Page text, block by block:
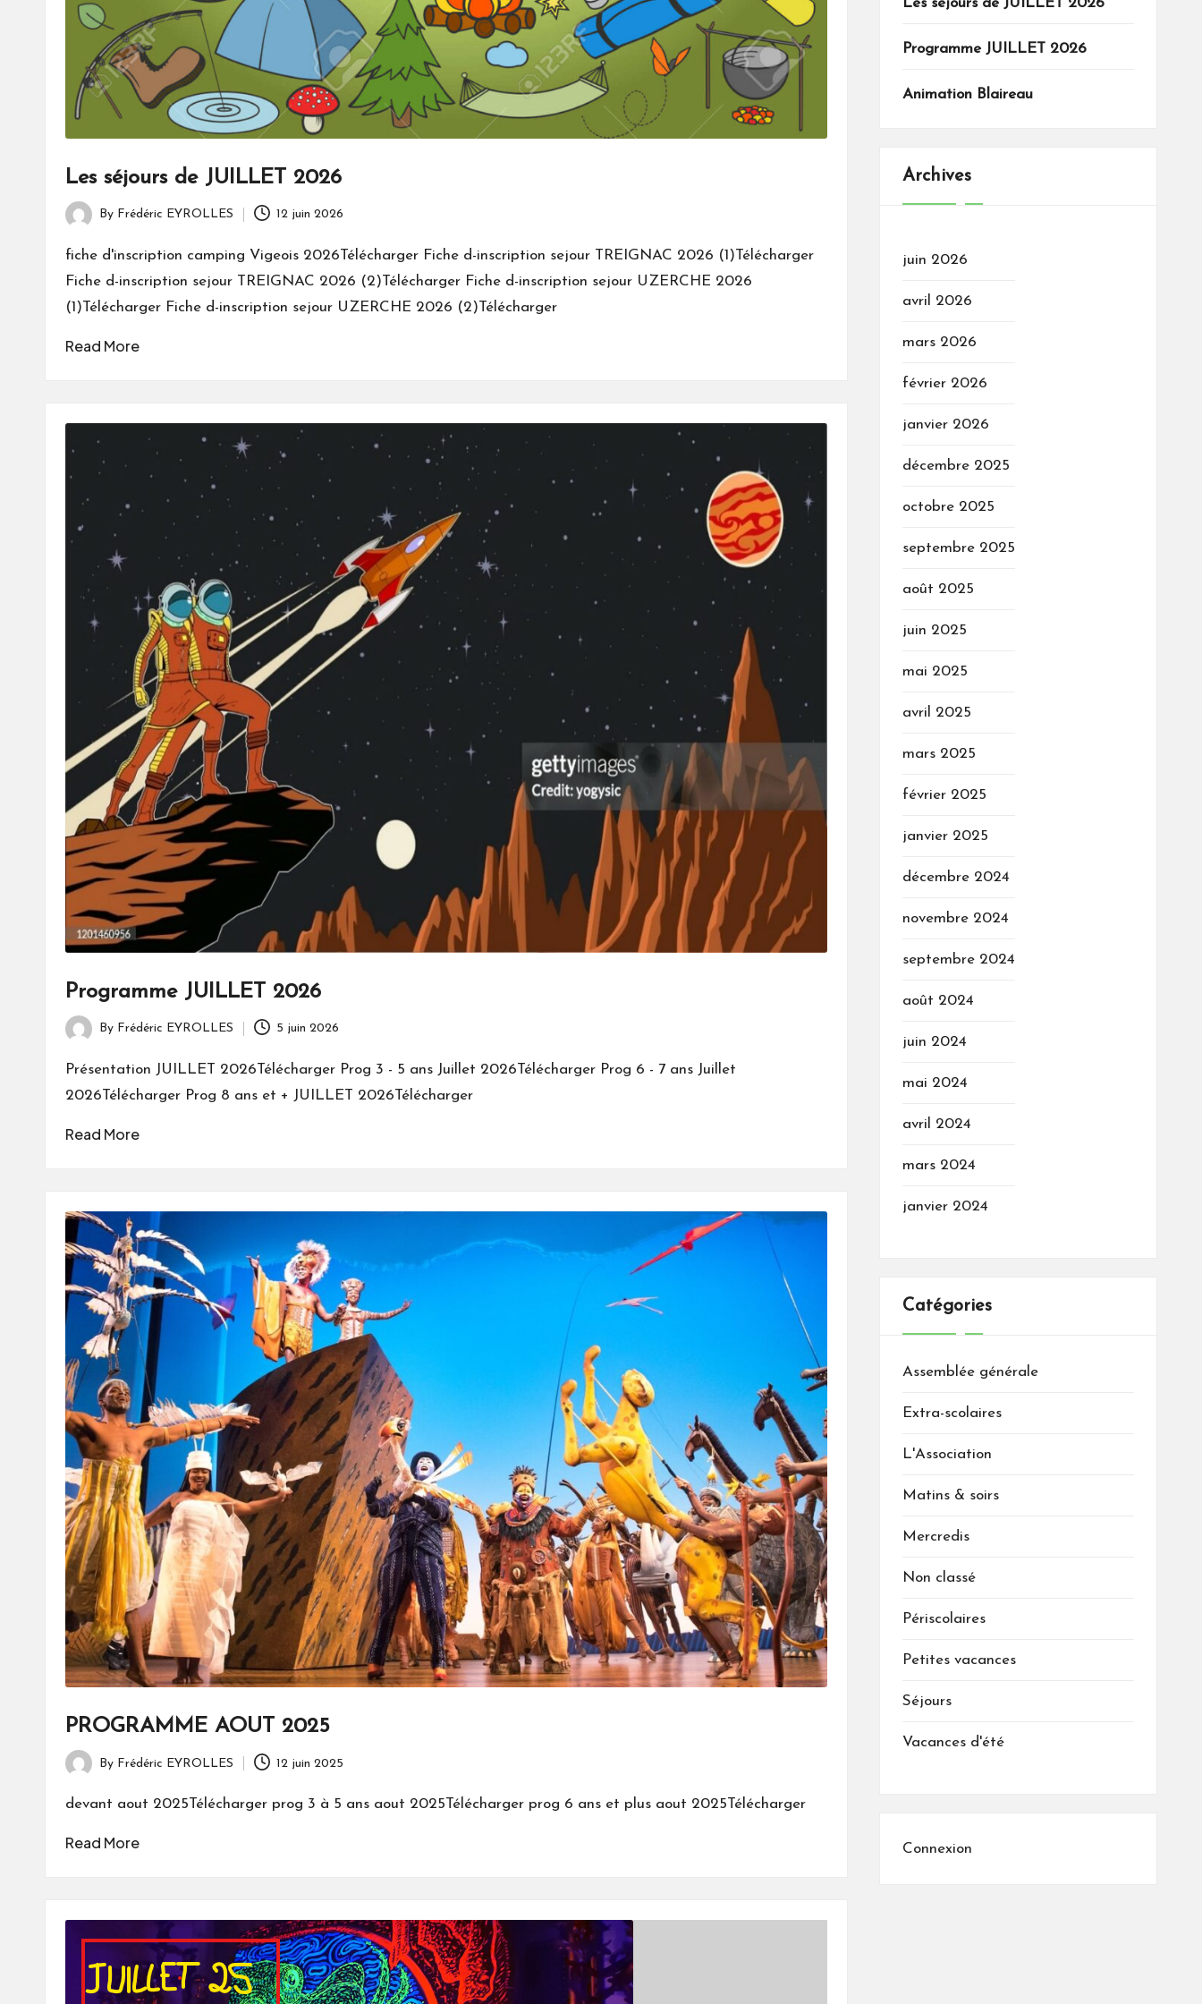
Les séjours de JUILLET 2026
Posted
by
By Frédéric EYROLLES 12 juin 2026
fiche d'inscription camping Vigeois 2026Télécharger Fiche d-inscription sejour TREIGNAC 2026 (1)Télécharger
Fiche d-inscription sejour TREIGNAC 2026 (2)Télécharger Fiche d-inscription sejour UZERCHE 2026
(1)Télécharger Fiche d-inscription sejour UZERCHE 2026 (2)Télécharger
Read More
Programme JUILLET 2026
Posted
by
By Frédéric EYROLLES 5 juin 2026
Présentation JUILLET 2026Télécharger Prog 3 - 5 ans Juillet 2026Télécharger Prog 6 - 7 ans Juillet
2026Télécharger Prog 8 ans et + JUILLET 2026Télécharger
Read More
PROGRAMME AOUT 2025
Posted
by
By Frédéric EYROLLES 12 juin 2025
devant aout 2025Télécharger prog 3 à 5 ans aout 2025Télécharger prog 6 ans et plus aout 2025Télécharger
Read More
Les séjours de JUILLET 2026
Programme JUILLET 2026
Animation Blaireau
Archives
juin 2026
avril 2026
mars 2026
février 2026
janvier 2026
décembre 2025
octobre 2025
septembre 2025
août 2025
juin 2025
mai 2025
avril 2025
mars 2025
février 2025
janvier 2025
décembre 2024
novembre 2024
septembre 2024
août 2024
juin 2024
mai 2024
avril 2024
mars 2024
janvier 2024
Catégories
Assemblée générale
Extra-scolaires
L'Association
Matins & soirs
Mercredis
Non classé
Périscolaires
Petites vacances
Séjours
Vacances d'été
Connexion